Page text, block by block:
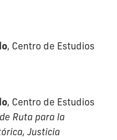
, Centro de Estudios
, Centro de Estudios
Ruta para la
Justicia